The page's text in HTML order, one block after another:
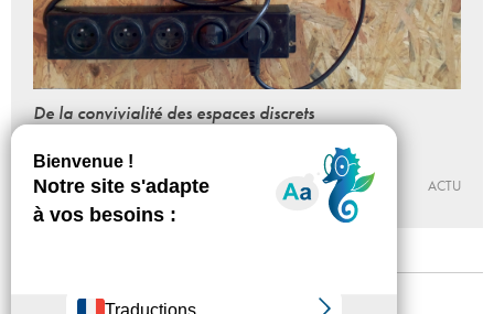
De la convivialité des espaces discrets
Du 02 - 10 au 08 - 12 - 2018
SYNESTHÉSIE ¬ MMAINTENANT
ACTU